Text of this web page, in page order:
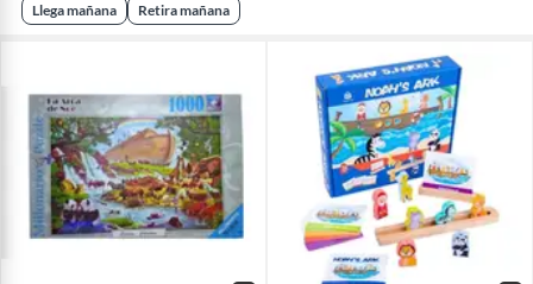
Llega mañana Retira mañana